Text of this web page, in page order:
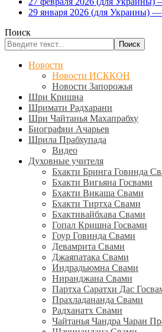
29 января 2026 (для Украины)
Поиск
Поиск
Новости
Новости ИСККОН
Новости Запорожья
Шри Кришна
Шримати Радхарани
Шри Чайтанья Махапрабху
Биографии Ачарьев
Шрила Прабхупада
Видео
Духовные учителя
Бхакти Бринга Говинда
Бхакти Вигьяна Госвами
Бхакти Викаша Свами
Бхакти Тиртха Свами
Бхактивайбхава Свами
Гопал Кришна Госвами
Гоур Говинда Свами
Девамрита Свами
Джаяпатака Свами
Индрадьюмна Свами
Ниранджана Свами
Партха Саратхи Дас
Прахладананда Свами
Радханатх Свами
Чайтанья Чандра Чаран